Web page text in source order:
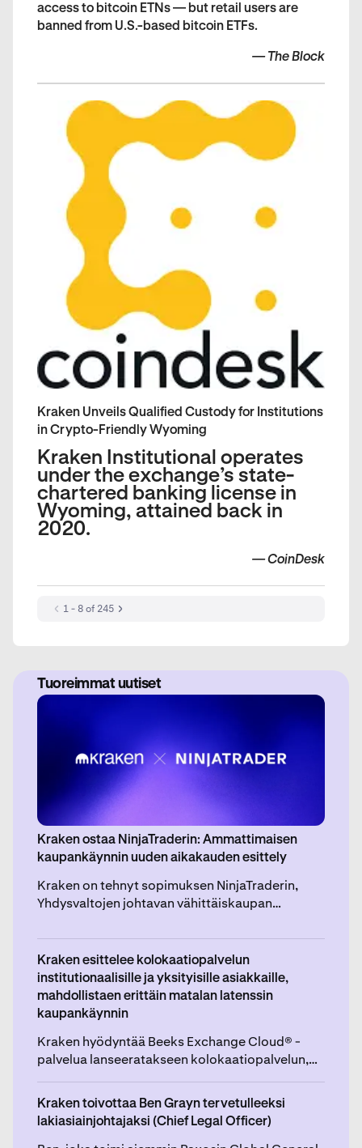
access to bitcoin ETNs — but retail users are
banned from U.S.-based bitcoin ETFs.
— The Block
Kraken Unveils Qualified Custody for Institutions
in Crypto-Friendly Wyoming
Kraken Institutional operates
under the exchange’s state-
chartered banking license in
Wyoming, attained back in
2020.
—CoinDesk
1 - 8 of 245
Tuoreimmat uutiset
Kraken ostaa NinjaTraderin: Ammattimaisen
kaupankäynnin uuden aikakauden esittely
Kraken on tehnyt sopimuksen NinjaTraderin,
Yhdysvaltojen johtavan vähittäiskaupan
miljardilla dollarilla, tietyin kauppahinnan
tarkistuksin.
Kraken esittelee kolokaatiopalvelun
institutionaalisille ja yksityisille asiakkaille,
mahdollistaen erittäin matalan latenssin
kaupankäynnin
Kraken hyödyntää Beeks Exchange Cloud® -
palvelua lanseeratakseen kolokaatiopalvelun,
joka on suunniteltu oikeudenmukaisuutta,
saavutettavuutta ja nopeaa toteutusta silmällä
pitäen. Palvelu julkaistaan myöhemmin tänä
vuonna.
Kraken toivottaa Ben Grayn tervetulleeksi
lakiasiainjohtajaksi (Chief Legal Officer)